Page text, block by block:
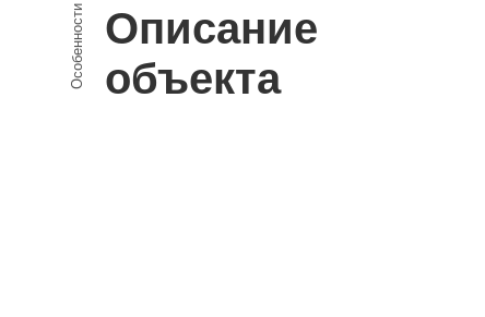
Особенности Описание
объекта